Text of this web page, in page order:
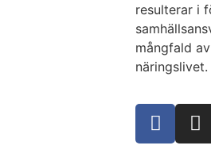
resulterar i
mångfald
näringslivet.